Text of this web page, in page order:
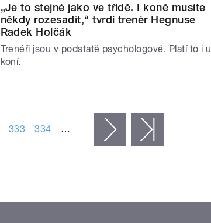
„Je to stejné jako ve třídě. I koně musíte
někdy rozesadit,“ tvrdí trenér Hegnuse
Radek Holčák
Trenéři jsou v podstatě psychologové. Platí to i u
koní.
333 334 … následující ›